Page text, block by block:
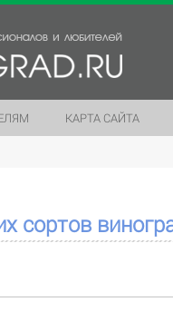
КАРТА САЙТА
сортов